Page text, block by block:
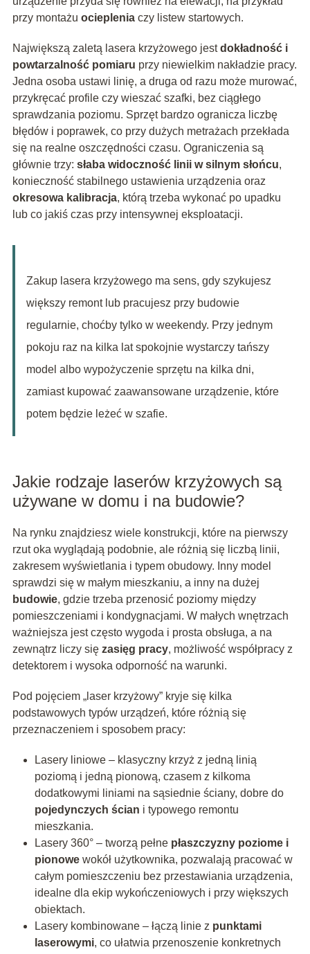
przy montażu ociepleniaczy listew startowych.
Największą zaletą lasera krzyżowego jestdokładność i
powtarzalność pomiaru przy niewielkim nakładzie pracy.
Jedna osoba ustawi linię, a druga od razu może murować,
przykręcać profile czy wieszać szafki, bez ciągłego
sprawdzania poziomu. Sprzęt bardzo ogranicza liczbę
błędów i poprawek, co przy dużych metrażach przekłada
się na realne oszczędności czasu. Ograniczenia są
głównie trzy: słaba widoczność linii w silnym słońcu,
konieczność stabilnego ustawienia urządzenia oraz
okresowa kalibracja, którą trzeba wykonać po upadku
lub co jakiś czas przy intensywnej eksploatacji.
Zakup lasera krzyżowego ma sens, gdy szykujesz
większy remont lub pracujesz przy budowie
regularnie, choćby tylko w weekendy. Przy jednym
pokoju raz na kilka lat spokojnie wystarczy tańszy
model albo wypożyczenie sprzętu na kilka dni,
zamiast kupować zaawansowane urządzenie, które
potem będzie leżeć w szafie.
Jakie rodzaje laserów krzyżowych są
używane w domu i na budowie?
Na rynku znajdziesz wiele konstrukcji, które na pierwszy
rzut oka wyglądają podobnie, ale różnią się liczbą linii,
zakresem wyświetlania i typem obudowy. Inny model
sprawdzi się w małym mieszkaniu, a inny na dużej
budowie, gdzie trzeba przenosić poziomy między
pomieszczeniami i kondygnacjami. W małych wnętrzach
ważniejsza jest często wygoda i prosta obsługa, a na
zewnątrz liczy się zasięg pracy, możliwość współpracy z
detektorem i wysoka odporność na warunki.
Pod pojęciem „laser krzyżowy” kryje się kilka
podstawowych typów urządzeń, które różnią się
przeznaczeniem i sposobem pracy:
Lasery liniowe – klasyczny krzyż z jedną linią
poziomą i jedną pionową, czasem z kilkoma
dodatkowymi liniami na sąsiednie ściany, dobre do
pojedynczych ścian i typowego remontu
mieszkania.
Lasery 360° – tworzą pełne płaszczyzny poziome i
pionowewokół użytkownika, pozwalają pracować w
całym pomieszczeniu bez przestawiania urządzenia,
idealne dla ekip wykończeniowych i przy większych
obiektach.
Lasery kombinowane – łączą linie z punktami
laserowymi, co ułatwia przenoszenie konkretnych